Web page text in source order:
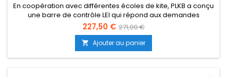
En coopération avec différentes écoles de kite, PLKB a conçu
une barre de contrôle LEI qui répond aux demandes
spécifiques des instructeurs de kite, des écoles et des
kitesurfeurs débutants. En utilisant des pièces déjà utilisées
par plusieurs marques, et donc soigneusement testées
(suite dessous...)
227,50 € 271,00 €
 Ajouter au panier